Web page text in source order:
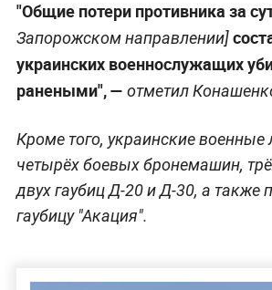
"Общие потери противника за
Запорожском направлении]
украинских военнослужащих
ранеными", — отметил
Кроме того, украинские военные
четырёх боевых бронемашин,
двух гаубиц Д-20 и Д-30, а также
гаубицу "Акация".